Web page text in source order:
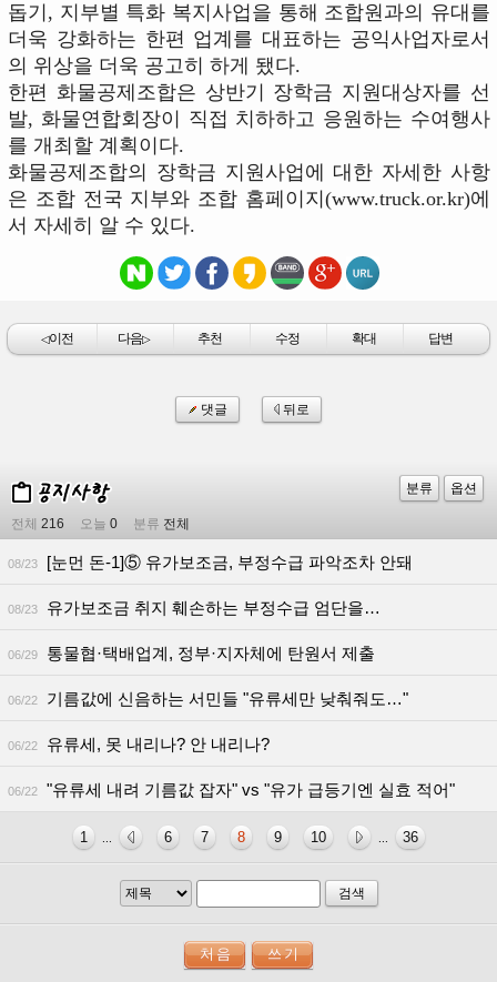
돕기, 지부별 특화 복지사업을 통해 조합원과의 유대를
더욱 강화하는 한편 업계를 대표하는 공익사업자로서
의 위상을 더욱 공고히 하게 됐다.
한편 화물공제조합은 상반기 장학금 지원대상자를 선
발, 화물연합회장이 직접 치하하고 응원하는 수여행사
를 개최할 계획이다.
화물공제조합의 장학금 지원사업에 대한 자세한 사항
은 조합 전국 지부와 조합 홈페이지(www.truck.or.kr)에
서 자세히 알 수 있다.
◁이전 다음▷ 추천 수정 확대 답변
댓글 뒤로
분류 옵션
전체 216 오늘 0 분류 전체
08/23 [눈먼 돈-1]⑤ 유가보조금, 부정수급 파악조차 안돼
08/23 유가보조금 취지 훼손하는 부정수급 엄단을…
06/29 통물협·택배업계, 정부·지자체에 탄원서 제출
06/22 기름값에 신음하는 서민들 "유류세만 낮춰줘도…"
06/22 유류세, 못 내리나? 안 내리나?
06/22 "유류세 내려 기름값 잡자" vs "유가 급등기엔 실효 적어"
1 6 7 8 9 10 36
검색